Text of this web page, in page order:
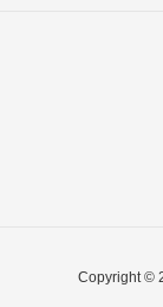
Copyright ©